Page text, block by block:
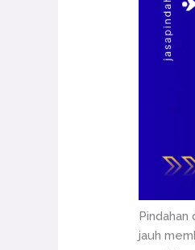
Pindahan
jauh